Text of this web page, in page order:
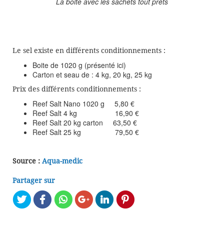
Le sel existe en différents conditionnements :
Boite de 1020 g (présenté ici)
Carton et seau de : 4 kg, 20 kg, 25 kg
Prix des différents conditionnements :
Reef Salt Nano 1020 g 5,80 €
Reef Salt 4 kg 16,90 €
Reef Salt 20 kg carton 63,50 €
Reef Salt 25 kg 79,50 €
Source : Aqua-medic
Partager sur